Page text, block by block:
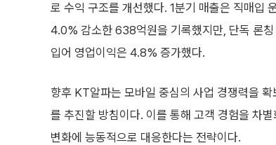
로 수익 구조를 개선했다. 1분기 매출은 직매입
4.0% 감소한 638억원을 기록했지만, 단독 론
입어 영업이익은 4.8% 증가했다.
향후 KT알파는 모바일 중심의 사업 경쟁력을
를 추진할 방침이다. 이를 통해 고객 경험을 차
변화에 능동적으로 대응한다는 전략이다.